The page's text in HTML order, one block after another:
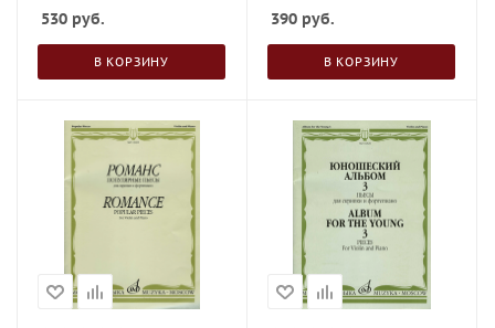
530 руб.
В КОРЗИНУ
390 руб.
В КОРЗИНУ